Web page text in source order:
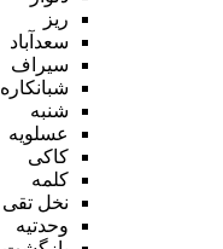
ریز
سعدآباد
سیراف
شبانکاره
شنبه
عسلویه
کاکی
کلمه
نخل تقی
وحدتیه